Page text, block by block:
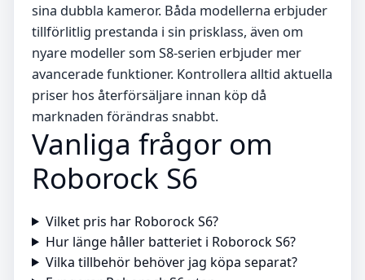
sina dubbla kameror. Båda modellerna erbjuder
tillförlitlig prestanda i sin prisklass, även om
nyare modeller som S8-serien erbjuder mer
avancerade funktioner. Kontrollera alltid aktuella
priser hos återförsäljare innan köp då
marknaden förändras snabbt.
Vanliga frågor om
Roborock S6
Vilket pris har Roborock S6?
Hur länge håller batteriet i Roborock S6?
Vilka tillbehör behöver jag köpa separat?